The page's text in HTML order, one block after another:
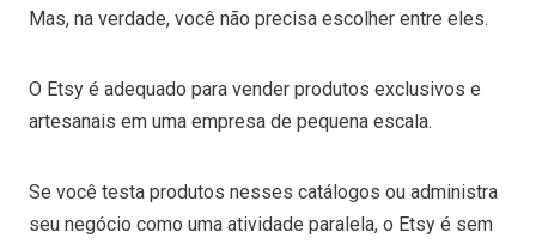
Mas, na verdade, você não precisa escolher entre eles.
O Etsy é adequado para vender produtos exclusivos e
artesanais em uma empresa de pequena escala.
Se você testa produtos nesses catálogos ou administra
seu negócio como uma atividade paralela, o Etsy é sem